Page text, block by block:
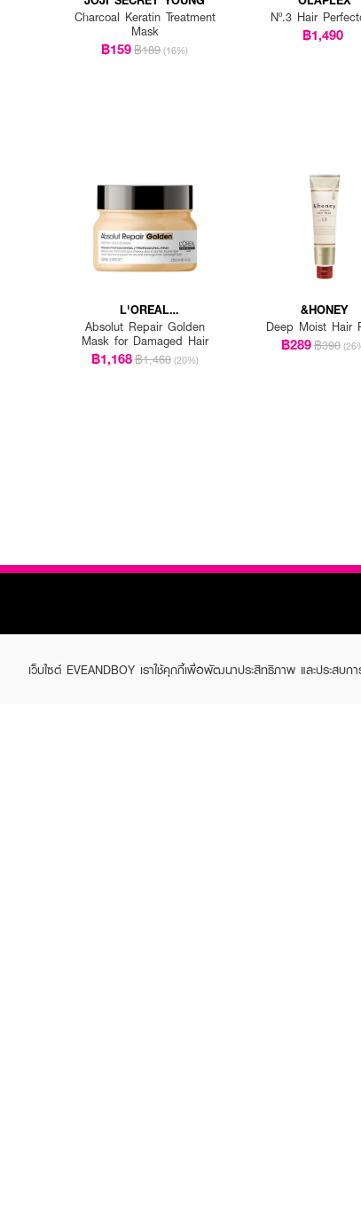
Charcoal Keratin Treatment
Mask
฿159฿189 (16%)
Nº.3 Hair
฿1,490
L'OREAL
PROFESSIONNEL
Absolut Repair Golden
Mask for Damaged Hair
฿1,168฿1,460 (20%)
&HONEY
Deep Moist Hair
฿289฿390
เว็บไซต์ EVEANDBOY เราใช้คุกกี้เพื่อพัฒนาประสิทธิภาพ และประส